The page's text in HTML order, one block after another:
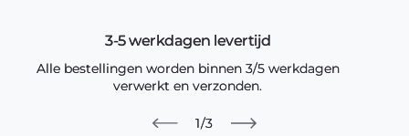
3-5 werkdagen levertijd
Alle bestellingen worden binnen 3/5 werkdagen
verwerkt en verzonden.
1/van
3